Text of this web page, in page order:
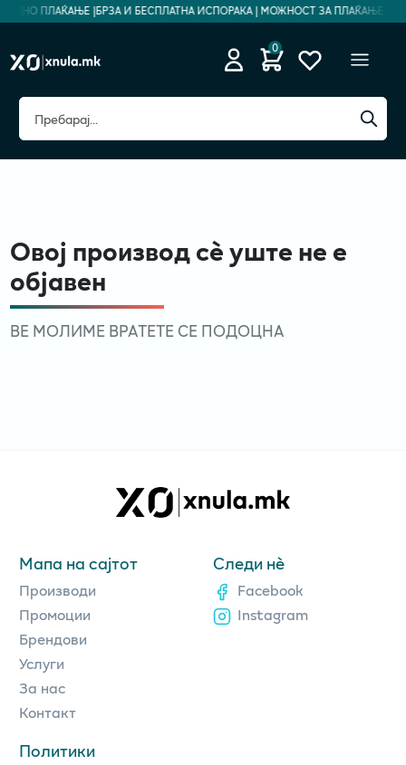
ПЛАЌАЊЕ |БРЗА И БЕСПЛАТНА ИСПОРАКА | МОЖНОСТ ЗА ПЛАЌАЊЕ НА
0
Овој производ сè уште не е
објавен
ВЕ МОЛИМЕ ВРАТЕТЕ СЕ ПОДОЦНА
Мапа на сајтот
Производи
Промоции
Брендови
Услуги
За нас
Контакт
Политики
Следи нè
Facebook
Instagram